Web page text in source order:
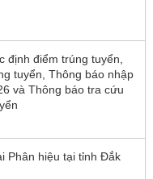
định điểm trúng tuyển,
tuyển, Thông báo nhập
và Thông báo tra cứu
Phân hiệu tại tỉnh Đắk